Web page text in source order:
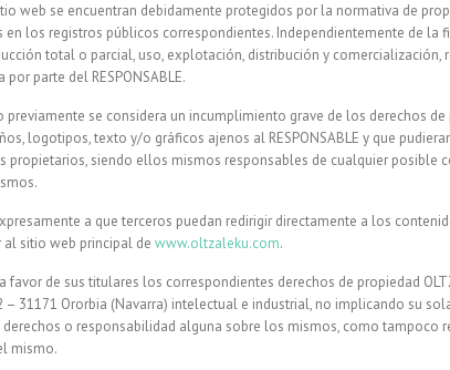
web se encuentran debidamente protegidos por la normativa de
en los registros públicos correspondientes. Independientemente de la
total o parcial, uso, explotación, distribución y comercialización,
parte del RESPONSABLE.
previamente se considera un incumplimiento grave de los derechos
logotipos, texto y/o gráficos ajenos al RESPONSABLE y que
propietarios, siendo ellos mismos responsables de cualquier posible
a que terceros puedan redirigir directamente a los
sitio web principal de www.oltzaleku.com.
favor de sus titulares los correspondientes derechos de propiedad
2 – 31171 Ororbia (Navarra) intelectual e industrial, no implicando su
o responsabilidad alguna sobre los mismos, como tampoco
mismo.